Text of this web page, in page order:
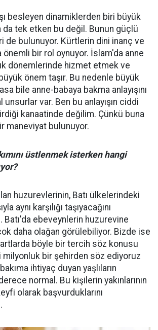
besleyen dinamiklerden biri büyük
tek etken bu değil. Bunun güçlü
de bulunuyor. Kürtlerin dini inanç ve
önemli bir rol oynuyor. İslam'da anne
dönemlerinde hizmet etmek ve
önem taşır. Bu nedenle büyük
bile anne-babaya bakma anlayışını
unsurlar var. Ben bu anlayışın ciddi
kanaatinde değilim. Çünkü buna
maneviyat bulunuyor.
üstlenmek isterken hangi
huzurevlerinin, Batı ülkelerindeki
aynı karşılığı taşıyacağını
Batı'da ebeveynlerin huzurevine
daha olağan görülebiliyor. Bizde ise
böyle bir tercih söz konusu
milyonluk bir şehirden söz ediyoruz
ihtiyaç duyan yaşlıların
normal. Bu kişilerin yakınlarının
olarak başvurduklarını